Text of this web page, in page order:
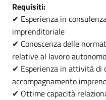
Requisiti:
✔ Esperienza in
imprenditoriale
✔ Conoscenza delle
relative al lavoro autonomo
✔ Esperienza in attività di
accompagnamento
✔ Ottime capacità